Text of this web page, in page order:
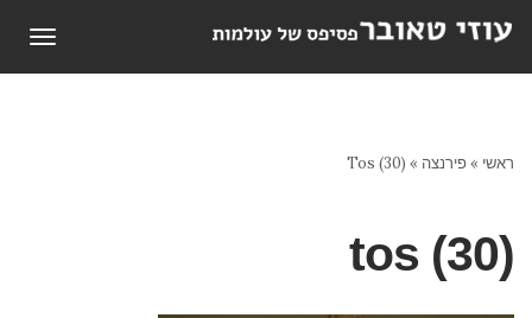
ראשי »פירנצה »
Tos (30)
tos (30)